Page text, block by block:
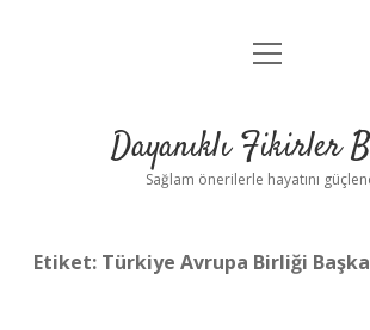
Anasayfa
Yasal Uyarı
menüyü
Dayanıklı Fikirler
Sağlam önerilerle hayatını
Etiket: Türkiye Avrupa Birliği